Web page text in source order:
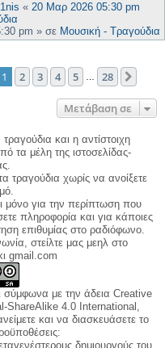
« 20 Μαρ 2026 05:30 pm
pm » σε Μουσική - Τραγούδια
από28
1 2 3 4 5 28
Μετάβαση σε
και η αντίστοιχη
τα μέλη της ιστοσελίδας-
τραγούδια χωρίς να ανοίξετε
μόνο για την περίπτωση που
πληροφορία και για κάποιες
επιθυμίας στο ραδιόφωνο.
στείλτε μας μεηλ στο
gmail.com
σύμφωνα με την άδεια Creative
ShareAlike 4.0 International,
και να διασκευάσετε το
δημιουργούς του